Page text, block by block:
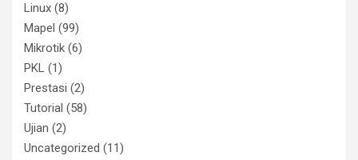
Linux (8)
Mapel (99)
Mikrotik (6)
PKL (1)
Prestasi (2)
Tutorial (58)
Ujian (2)
Uncategorized (11)